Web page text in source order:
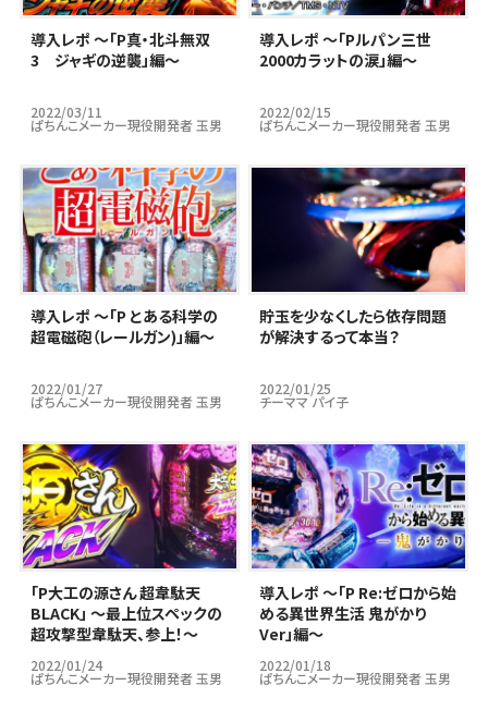
導入レポ ～「P真・北斗無双
3 ジャギの逆襲」編～
2022/03/11
ぱちんこメーカー現役開発者 玉男
導入レポ ～「Pルパン三世
2000カラットの涙」編～
2022/02/15
ぱちんこメーカー現役開発者 玉男
導入レポ ～「P とある科学の
超電磁砲（レールガン)」編～
2022/01/27
ぱちんこメーカー現役開発者 玉男
貯玉を少なくしたら依存問題
が解決するって本当？
2022/01/25
チーママ パイ子
｢P大工の源さん 超韋駄天
BLACK」 ～最上位スペックの
超攻撃型韋駄天、参上！～
2022/01/24
ぱちんこメーカー現役開発者 玉男
導入レポ ～「P Re:ゼロから始
める異世界生活 鬼がかり
Ver」編～
2022/01/18
ぱちんこメーカー現役開発者 玉男